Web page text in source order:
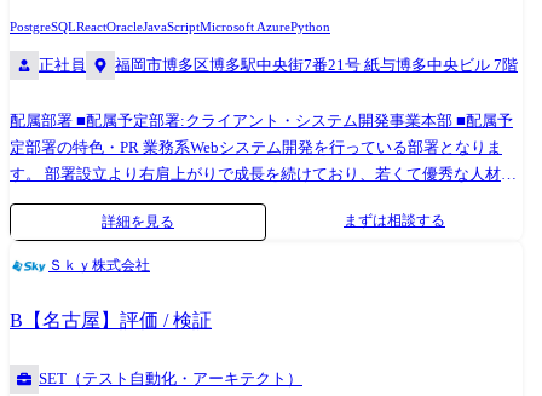
いただきます。 ●プロジェクトマネージャー 2013年 入社。生産準備シ
格 2015年 サブチーフ、チーフへ昇格 2016年 放送業界向けシステム
においてチームリーダーとしてプロジェクト管理、顧客折衝を担当。係
長へ昇格 2017年 課長代理へ昇格 2019年 課長へ昇格 2021年 ライセ
ンス管理システムにおいてプロジェクトマネージャーとしてプロジェク
ト推進における管理を担当 2022年 人材紹介会社向け基幹システムにお
いてプロジェクトリーダーとしてプロジェクト推進における管理を担当
としてプロジェクト推進における管理を担当 2024年 次長へ昇格 ●テク
ニカルスペシャリスト 2015年 入社。ワークフローシステム開発にて設
計からリリースまでを担当 2016年 リーダー、サブチーフへ昇格 2017
年 社内でのPoC活動として、ブロックチェーンを使った技術検証を実
PostgreSQLReactOracleJavaScriptMicrosoft AzurePython
正社員 福岡市博多区博多駅中央街7番21号 紙与博多中央ビル 7階
配属部署 ■配属予定部署:クライアント・システム開発事業本部 ■配属予
定部署の特色・PR 業務系Webシステム開発を行っている部署となりま
す。 部署設立より右肩上がりで成長を続けており、若くて優秀な人材が
多く在籍しております。 現在は業務領域としてメーカーなどの製造業の
案件が多くを占めておりますが、今後は金融業や小売業、流通、物流、
デベロッパーなどの製造業以外も拡大を進めていく方針です。 開発案件
定義や基本設計など、開発工程の上流から対応する業務が多く、PM、
PL、SMも多く在籍しております。 仕事内容 ※職務内容変更の可能性:有
※変更の範囲:会社の定める業務 現在、Sky株式会社が注力している各種
業界の案件をご担当いただきます。 大手企業を中心に業務系システムや
詳細を見る まずは相談する
Ｓｋｙ株式会社
B【名古屋】評価 / 検証
SET（テスト自動化・アーキテクト）